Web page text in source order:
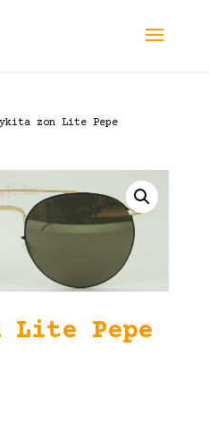
zon Lite Pepe
Lite Pepe